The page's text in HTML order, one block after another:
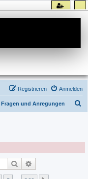
Anmelden
Registrieren
Fragen und Anregungen
Suche